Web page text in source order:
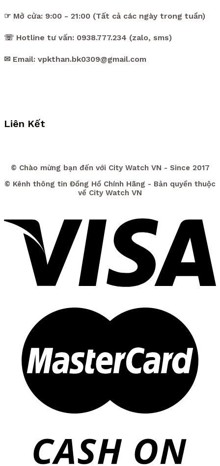
☞ Mở cửa: 9:00 - 21:00 (Tất cả các ngày trong tuần)
☏ Hotline tư vấn: 0938.777.234 (zalo, sms)
✉ Email: vpkthan.bk0309@gmail.com
Liên Kết
© Chào mừng bạn đến với City Watch VN - Since 2017
© Kênh thông tin Đồng Hồ Chính Hãng - Bản quyền thuộc
về City Watch VN